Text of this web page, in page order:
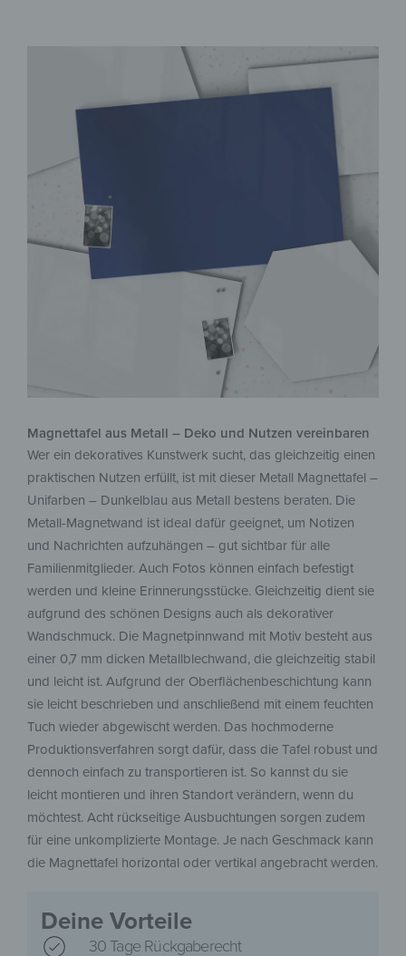
Magnettafel aus Metall – Deko und Nutzen vereinbaren
Wer ein dekoratives Kunstwerk sucht, das gleichzeitig einen
praktischen Nutzen erfüllt, ist mit dieser Metall Magnettafel –
Unifarben – Dunkelblau aus Metall bestens beraten. Die
Metall-Magnetwand ist ideal dafür geeignet, um Notizen
und Nachrichten aufzuhängen – gut sichtbar für alle
Familienmitglieder. Auch Fotos können einfach befestigt
werden und kleine Erinnerungsstücke. Gleichzeitig dient sie
aufgrund des schönen Designs auch als dekorativer
Wandschmuck. Die Magnetpinnwand mit Motiv besteht aus
einer 0,7 mm dicken Metallblechwand, die gleichzeitig stabil
und leicht ist. Aufgrund der Oberflächenbeschichtung kann
sie leicht beschrieben und anschließend mit einem feuchten
Tuch wieder abgewischt werden. Das hochmoderne
Produktionsverfahren sorgt dafür, dass die Tafel robust und
dennoch einfach zu transportieren ist. So kannst du sie
leicht montieren und ihren Standort verändern, wenn du
möchtest. Acht rückseitige Ausbuchtungen sorgen zudem
für eine unkomplizierte Montage. Je nach Geschmack kann
die Magnettafel horizontal oder vertikal angebracht werden.
Deine Vorteile
30 Tage Rückgaberecht